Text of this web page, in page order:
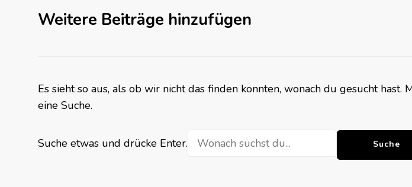
Weitere Beiträge hinzufügen
Es sieht so aus, als ob wir nicht das finden konnten, wonach du gesucht hast.
eine Suche.
Suchst
Suche etwas und drücke Enter.